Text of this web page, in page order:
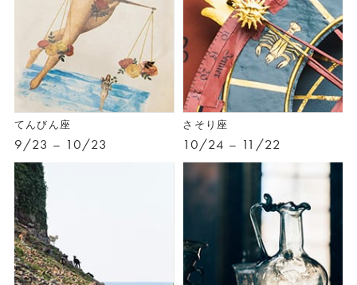
てんびん座
9/23 – 10/23
さそり座
10/24 – 11/22